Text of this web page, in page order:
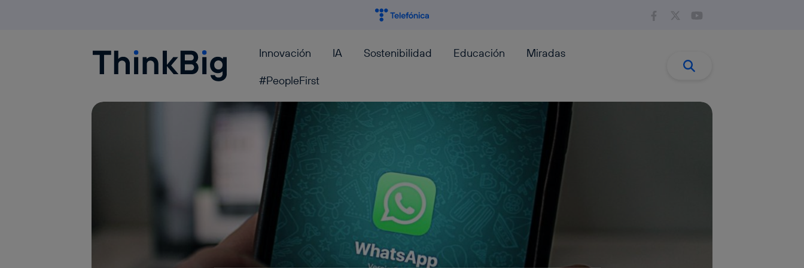
Blogthinkbig.com Innovación IA Sostenibilidad Educación
Miradas
#PeopleFirst
Buscar